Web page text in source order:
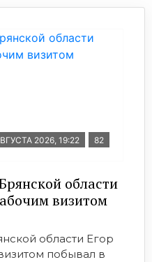
2026, 19:22 82
области
визитом
области Егор
побывал в